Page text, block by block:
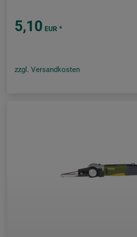
5,10 EUR *
zzgl. Versandkosten